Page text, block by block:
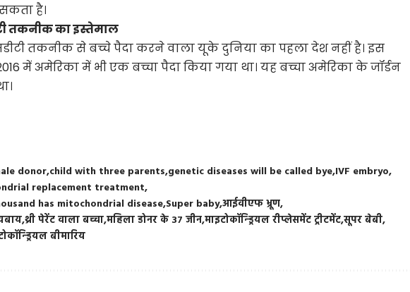
है।
तकनीक का इस्तेमाल
तकनीक से बच्चे पैदा करने वाला यूके दुनिया का पहला देश नहीं है। इस
में अमेरिका में भी एक बच्चा पैदा किया गया था। यह बच्चा अमेरिका के जॉर्डन
donor child with three parents genetic diseases will be called bye IVF embryo
replacement treatment
has mitochondrial disease Super babyआईवीएफ भ्रूण
थ्री पेरेंट वाला बच्चामहिला डोनर के 37 जीनमाइटोकॉन्ड्रियल रीप्लेसमेंट ट्रीटमेंटसूपर बेबी
बीमारिय